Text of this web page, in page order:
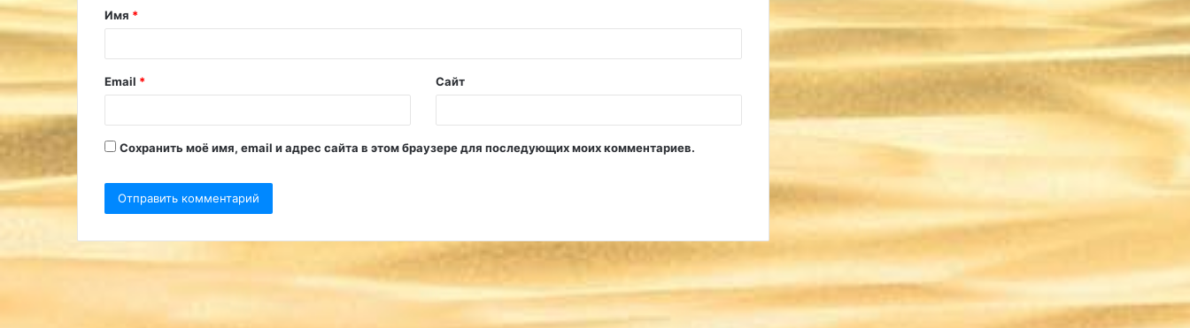
а
й
*
Имя *
Email * Сайт
Сохранить моё имя, email и адрес сайта в этом браузере для последующих моих комментариев.